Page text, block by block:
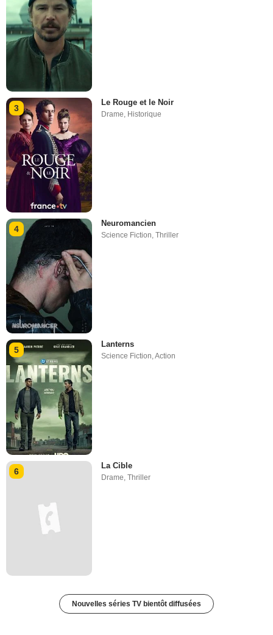
3
Le Rouge et le Noir
Drame Historique
4
Neuromancien
Science Fiction,Thriller
5
Lanterns
Science Fiction,Action
6
La Cible
Drame ,Thriller
Nouvelles séries TV bientôt diffusées